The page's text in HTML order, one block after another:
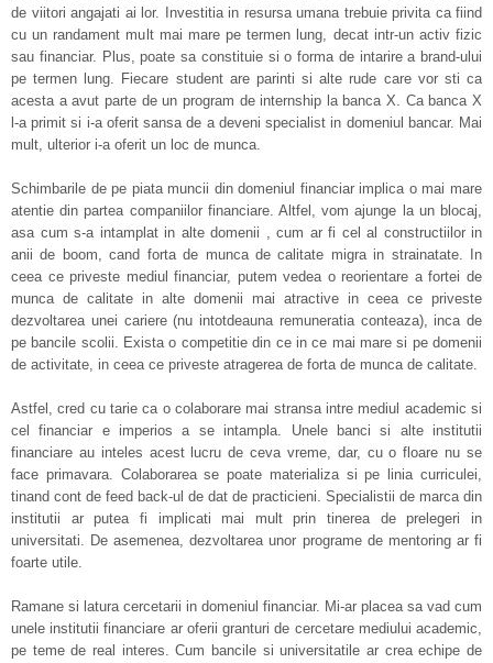
de viitori angajati ai lor. Investitia in resursa umana trebuie privita ca fiind
cu un randament mult mai mare pe termen lung, decat intr-un activ fizic
sau financiar. Plus, poate sa constituie si o forma de intarire a brand-ului
pe termen lung. Fiecare student are parinti si alte rude care vor sti ca
acesta a avut parte de un program de internship la banca X. Ca banca X
l-a primit si i-a oferit sansa de a deveni specialist in domeniul bancar. Mai
mult, ulterior i-a oferit un loc de munca.
Schimbarile de pe piata muncii din domeniul financiar implica o mai mare
atentie din partea companiilor financiare. Altfel, vom ajunge la un blocaj,
asa cum s-a intamplat in alte domenii , cum ar fi cel al constructiilor in
anii de boom, cand forta de munca de calitate migra in strainatate. In
ceea ce priveste mediul financiar, putem vedea o reorientare a fortei de
munca de calitate in alte domenii mai atractive in ceea ce priveste
dezvoltarea unei cariere (nu intotdeauna remuneratia conteaza), inca de
pe bancile scolii. Exista o competitie din ce in ce mai mare si pe domenii
de activitate, in ceea ce priveste atragerea de forta de munca de calitate.
Astfel, cred cu tarie ca o colaborare mai stransa intre mediul academic si
cel financiar e imperios a se intampla. Unele banci si alte institutii
financiare au inteles acest lucru de ceva vreme, dar, cu o floare nu se
face primavara. Colaborarea se poate materializa si pe linia curriculei,
tinand cont de feed back-ul de dat de practicieni. Specialistii de marca din
institutii ar putea fi implicati mai mult prin tinerea de prelegeri in
universitati. De asemenea, dezvoltarea unor programe de mentoring ar fi
foarte utile.
Ramane si latura cercetarii in domeniul financiar. Mi-ar placea sa vad cum
unele institutii financiare ar oferii granturi de cercetare mediului academic,
pe teme de real interes. Cum bancile si universitatile ar crea echipe de